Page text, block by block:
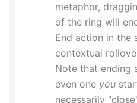
metaphor,
of the ring will
End action in the
contextual
Note that ending
even one you
necessarily